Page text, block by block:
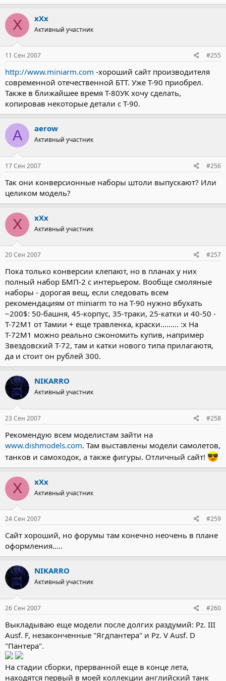
X xXx
Активный участник
11 Сен 2007 #255
http://www.miniarm.com -хороший сайт производителя
современной отечественной БТТ. Уже Т-90 приобрел.
Также в ближайшее время Т-80УК хочу сделать,
копировав некоторые детали с Т-90.
A aerow
Активный участник
17 Сен 2007 #256
Так они конверсионные наборы штоли выпускают? Или
целиком модель?
X xXx
Активный участник
20 Сен 2007 #257
Пока только конверсии клепают, но в планах у них
полный набор БМП-2 с интерьером. Вообще смоляные
наборы - дорогая вещ, если следовать всем
рекомендациям от miniarm то на Т-90 нужно вбухать
~200$: 50-башня, 45-корпус, 35-траки, 25-катки и 40-50 -
Т-72М1 от Тамии + еще травленка, краски......... :x На
Т-72М1 можно реально сэкономить купив, например
Звездовский Т-72, там и катки нового типа прилагаютя,
да и стоит он рублей 300.
NIKARRO
Активный участник
23 Сен 2007 #258
Рекомендую всем моделистам зайти на
www.dishmodels.com. Там выставлены модели самолетов,
танков и самоходок, а также фигуры. Отличный сайт!
X xXx
Активный участник
24 Сен 2007 #259
Сайт хороший, но форумы там конечно неочень в плане
оформления.....
NIKARRO
Активный участник
26 Сен 2007 #260
Выкладываю еще модели после долгих раздумий: Pz. III
Ausf. F, незаконченные "Ягдпантера" и Pz. V Ausf. D
"Пантера".
На стадии сборки, прерванной еще в конце лета,
находятся первый в моей коллекции английский танк